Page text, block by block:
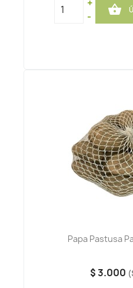
+
-

Papa Pastusa
$ 3.000